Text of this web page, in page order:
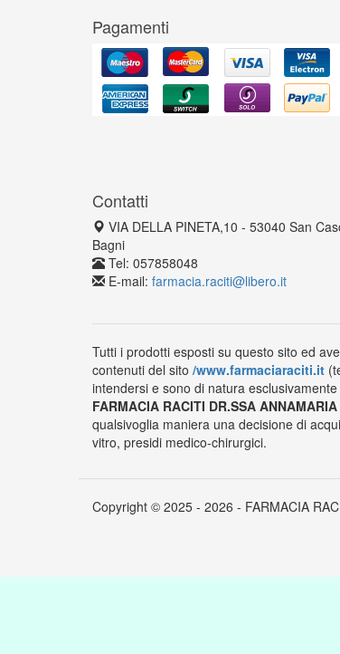
Pagamenti
Contatti
VIA DELLA PINETA,10 - 53040 San
Bagni
Tel: 057858048
E-mail: farmacia.raciti@libero.it
Tutti i prodotti esposti su questo sito ed
contenuti del sito /www.farmaciaraciti.it
intendersi e sono di natura
FARMACIA RACITI DR.SSA
qualsivoglia maniera una decisione di
vitro, presidi medico-chirurgici.
Copyright © 2025 - 2026 - FARMACIA